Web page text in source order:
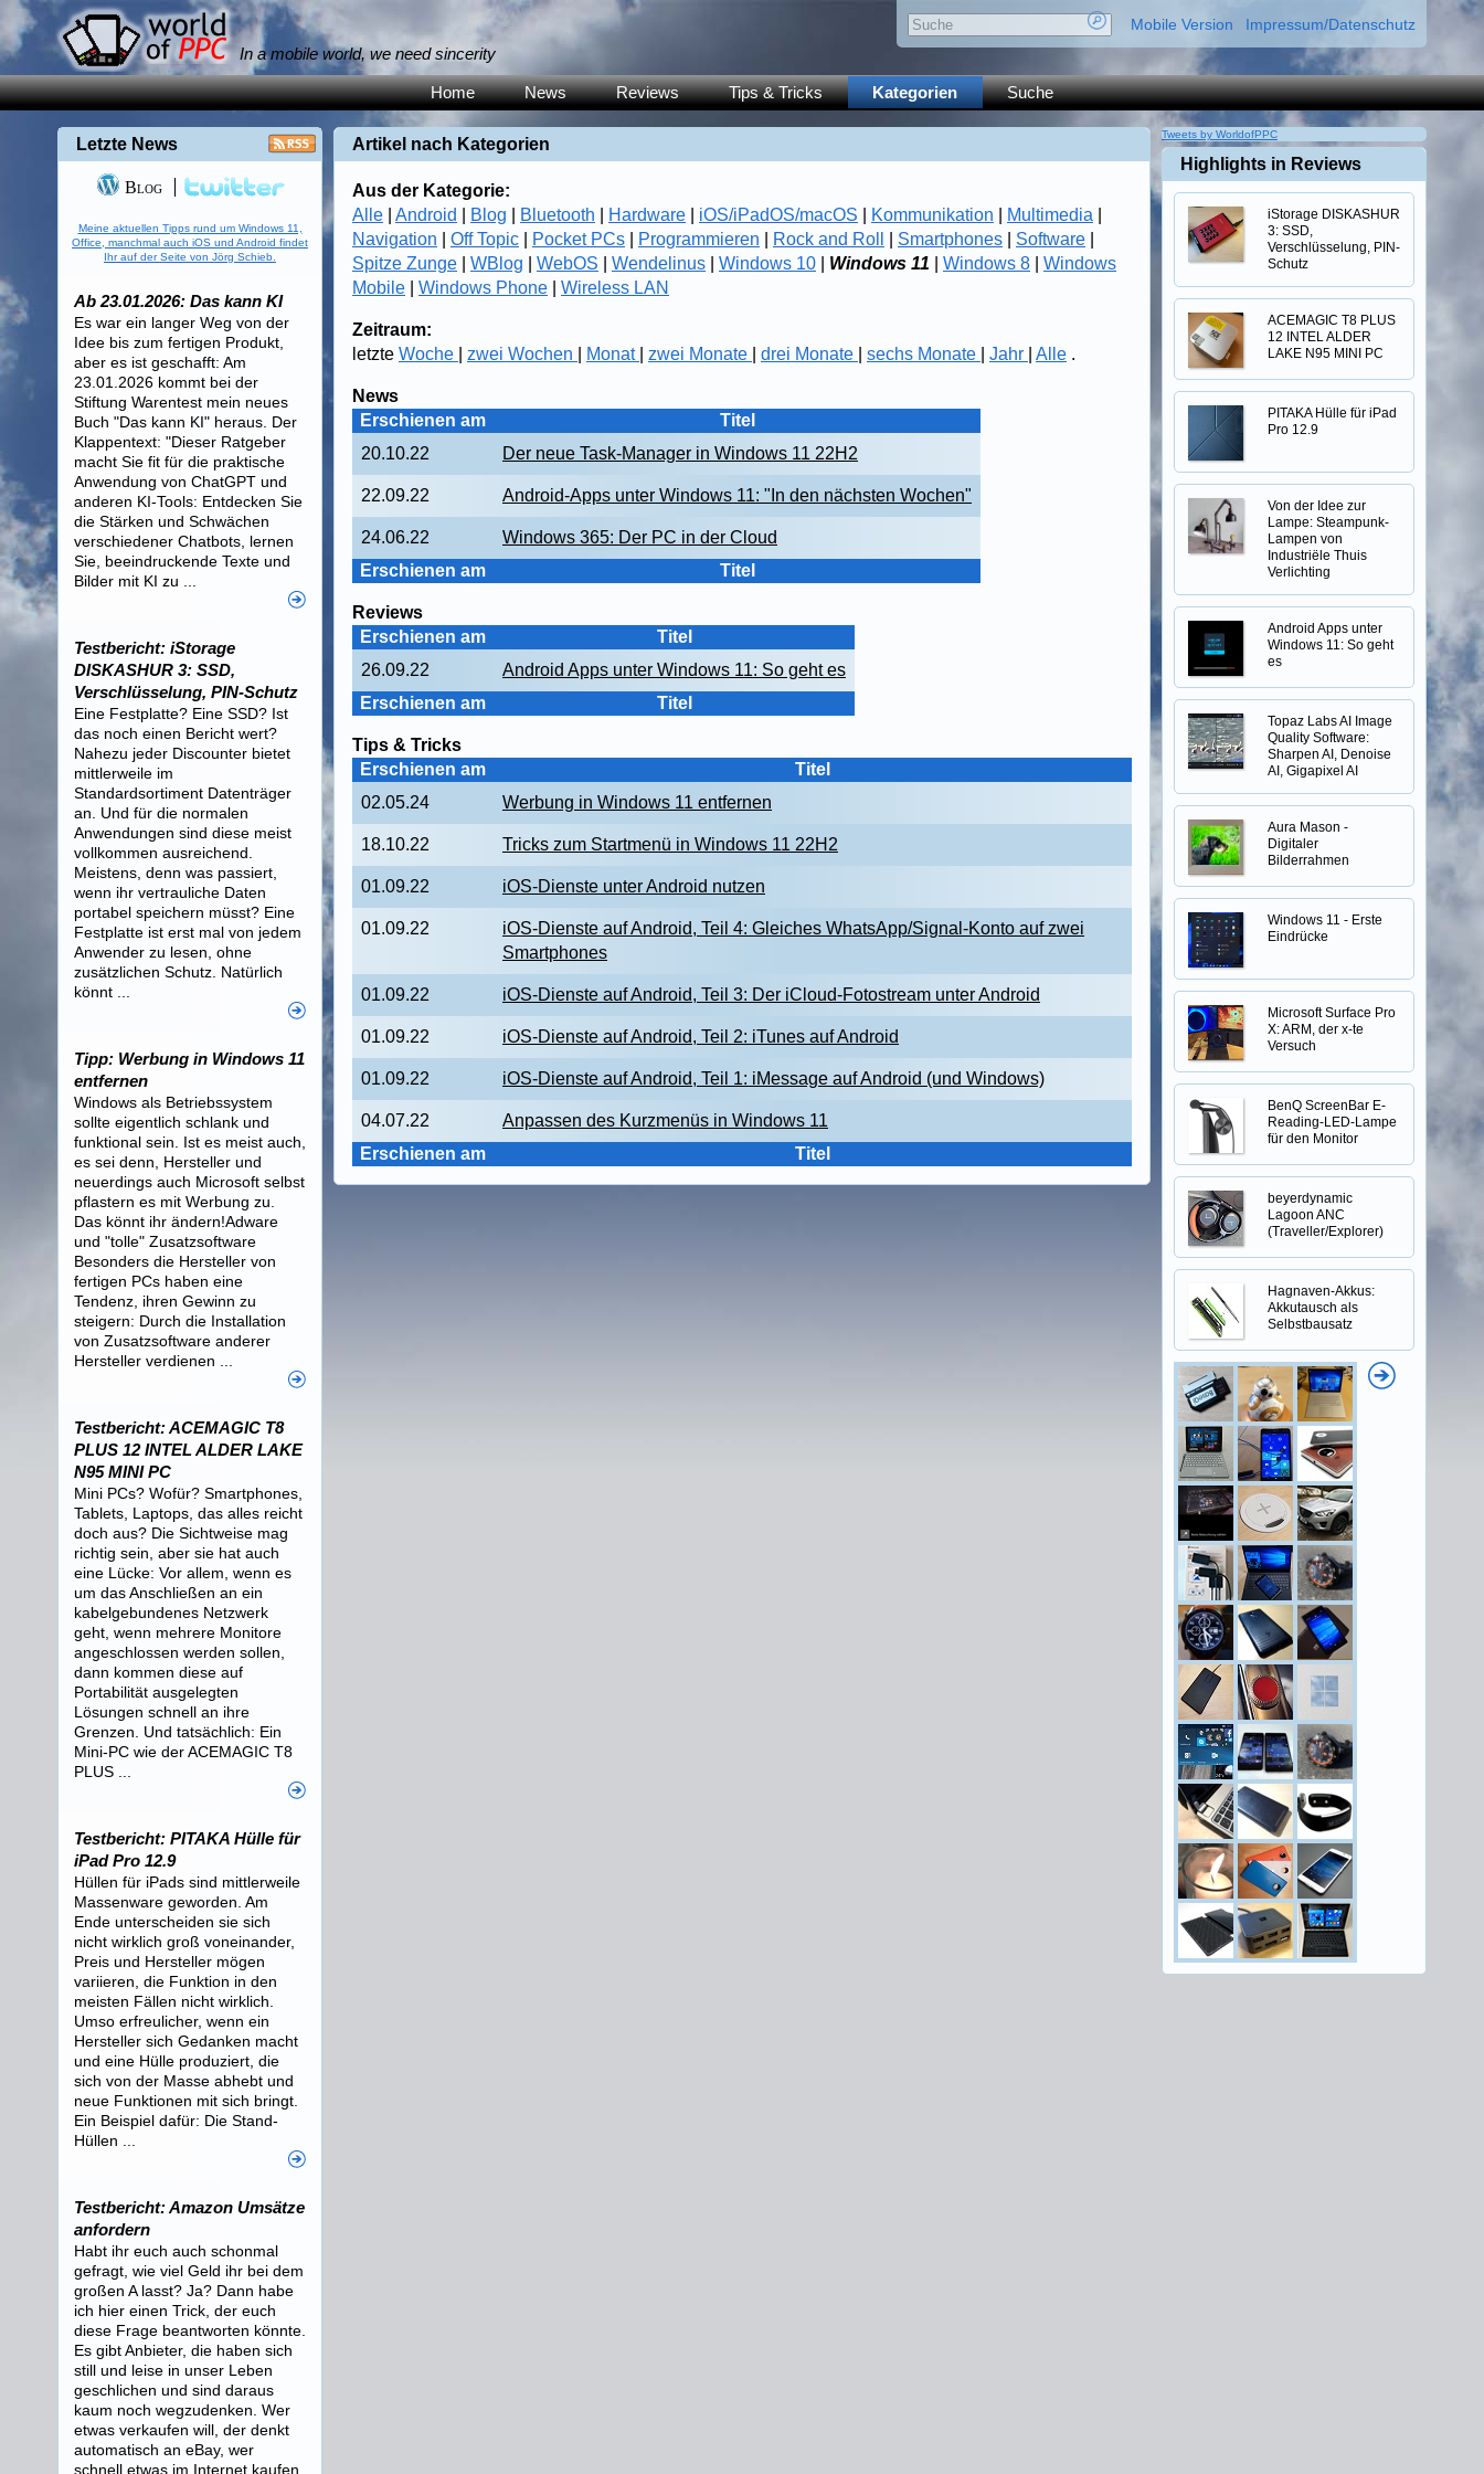
In a mobile world, we need sincerity
Mobile Version Impressum/Datenschutz
Home News Reviews Tips & Tricks Kategorien Suche
Artikel nach Kategorien
Aus der Kategorie:
Alle
Android Blog Bluetooth Hardware iOS/iPadOS/macOS Kommunikation Multimedia
Navigation
Off Topic Pocket PCs Programmieren Rock and Roll Smartphones Software
Spitze Zunge
WBlog WebOS Wendelinus Windows 10 Windows 11 Windows 8
Windows
Mobile
Windows Phone Wireless LAN
Zeitraum:
letzte Woche zwei Wochen Monat zwei Monate drei Monate sechs Monate Jahr Alle .
News
Erschienen am
Titel
Erschienen am Titel
20.10.22 Der neue Task-Manager in Windows 11 22H2
22.09.22 Android-Apps unter Windows 11: "In den nächsten Wochen"
24.06.22 Windows 365: Der PC in der Cloud
Reviews
Erschienen am
Titel
Erschienen am Titel
26.09.22 Android Apps unter Windows 11: So geht es
Tips & Tricks
Erschienen am
Titel
Erschienen am Titel
02.05.24 Werbung in Windows 11 entfernen
18.10.22 Tricks zum Startmenü in Windows 11 22H2
01.09.22 iOS-Dienste unter Android nutzen
01.09.22
iOS-Dienste auf Android, Teil 4: Gleiches WhatsApp/Signal-Konto auf zwei
Smartphones
01.09.22 iOS-Dienste auf Android, Teil 3: Der iCloud-Fotostream unter Android
01.09.22 iOS-Dienste auf Android, Teil 2: iTunes auf Android
01.09.22 iOS-Dienste auf Android, Teil 1: iMessage auf Android (und Windows)
04.07.22 Anpassen des Kurzmenüs in Windows 11
Letzte News
Blog
Meine aktuellen Tipps rund um Windows 11,
Office, manchmal auch iOS und Android findet
Ihr auf der Seite von Jörg Schieb.
Ab 23.01.2026: Das kann KI
Es war ein langer Weg von der
Idee bis zum fertigen Produkt,
aber es ist geschafft: Am
23.01.2026 kommt bei der
Stiftung Warentest mein neues
Buch "Das kann KI" heraus. Der
Klappentext: "Dieser Ratgeber
macht Sie fit für die praktische
Anwendung von ChatGPT und
anderen KI-Tools: Entdecken Sie
die Stärken und Schwächen
verschiedener Chatbots, lernen
Sie, beeindruckende Texte und
Bilder mit KI zu ...
Testbericht: iStorage
DISKASHUR 3: SSD,
Verschlüsselung, PIN-Schutz
Eine Festplatte? Eine SSD? Ist
das noch einen Bericht wert?
Nahezu jeder Discounter bietet
mittlerweile im
Standardsortiment Datenträger
an. Und für die normalen
Anwendungen sind diese meist
vollkommen ausreichend.
Meistens, denn was passiert,
wenn ihr vertrauliche Daten
portabel speichern müsst? Eine
Festplatte ist erst mal von jedem
Anwender zu lesen, ohne
zusätzlichen Schutz. Natürlich
könnt ...
Tipp: Werbung in Windows 11
entfernen
Windows als Betriebssystem
sollte eigentlich schlank und
funktional sein. Ist es meist auch,
es sei denn, Hersteller und
neuerdings auch Microsoft selbst
pflastern es mit Werbung zu.
Das könnt ihr ändern!Adware
und "tolle" Zusatzsoftware
Besonders die Hersteller von
fertigen PCs haben eine
Tendenz, ihren Gewinn zu
steigern: Durch die Installation
von Zusatzsoftware anderer
Hersteller verdienen ...
Testbericht: ACEMAGIC T8
PLUS 12 INTEL ALDER LAKE
N95 MINI PC
Mini PCs? Wofür? Smartphones,
Tablets, Laptops, das alles reicht
doch aus? Die Sichtweise mag
richtig sein, aber sie hat auch
eine Lücke: Vor allem, wenn es
um das Anschließen an ein
kabelgebundenes Netzwerk
geht, wenn mehrere Monitore
angeschlossen werden sollen,
dann kommen diese auf
Portabilität ausgelegten
Lösungen schnell an ihre
Grenzen. Und tatsächlich: Ein
Mini-PC wie der ACEMAGIC T8
PLUS ...
Testbericht: PITAKA Hülle für
iPad Pro 12.9
Hüllen für iPads sind mittlerweile
Massenware geworden. Am
Ende unterscheiden sie sich
nicht wirklich groß voneinander,
Preis und Hersteller mögen
variieren, die Funktion in den
meisten Fällen nicht wirklich.
Umso erfreulicher, wenn ein
Hersteller sich Gedanken macht
und eine Hülle produziert, die
sich von der Masse abhebt und
neue Funktionen mit sich bringt.
Ein Beispiel dafür: Die Stand-
Hüllen ...
Testbericht: Amazon Umsätze
anfordern
Habt ihr euch auch schonmal
gefragt, wie viel Geld ihr bei dem
großen A lasst? Ja? Dann habe
ich hier einen Trick, der euch
diese Frage beantworten könnte.
Es gibt Anbieter, die haben sich
still und leise in unser Leben
geschlichen und sind daraus
kaum noch wegzudenken. Wer
etwas verkaufen will, der denkt
automatisch an eBay, wer
schnell etwas im Internet kaufen
Tweets by WorldofPPC
Highlights in Reviews
iStorage DISKASHUR
3: SSD,
Verschlüsselung, PIN-
Schutz
ACEMAGIC T8 PLUS
12 INTEL ALDER
LAKE N95 MINI PC
PITAKA Hülle für iPad
Pro 12.9
Von der Idee zur
Lampe: Steampunk-
Lampen von
Industriële Thuis
Verlichting
Android Apps unter
Windows 11: So geht
es
Topaz Labs AI Image
Quality Software:
Sharpen AI, Denoise
AI, Gigapixel AI
Aura Mason -
Digitaler
Bilderrahmen
Windows 11 - Erste
Eindrücke
Microsoft Surface Pro
X: ARM, der x-te
Versuch
BenQ ScreenBar E-
Reading-LED-Lampe
für den Monitor
beyerdynamic
Lagoon ANC
(Traveller/Explorer)
Hagnaven-Akkus:
Akkutausch als
Selbstbausatz